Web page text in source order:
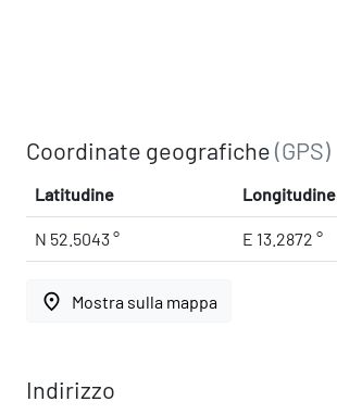
Coordinate geografiche(GPS)
Latitudine Longitudine
N 52.5043 ° E 13.2872 °
place Mostra sulla mappa
Indirizzo